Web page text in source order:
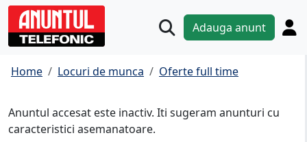
Adauga anunt
Home Locuri de munca Oferte full time
Anuntul accesat este inactiv. Iti sugeram anunturi cu
caracteristici asemanatoare.